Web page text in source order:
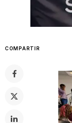
COMPARTIR